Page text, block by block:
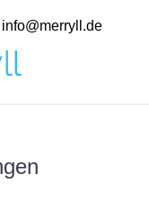
info@merryll.de